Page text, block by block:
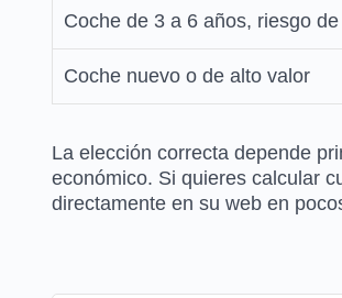
Coche de 3 a 6 años, riesgo
Coche nuevo o de alto valor
La elección correcta depende
económico. Si quieres calcular
directamente en su web en